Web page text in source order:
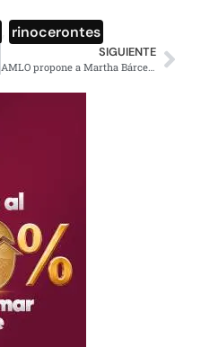
rinocerontes
SIGUIENTE
AMLO propone a Martha Bárcena como próxima embajadora en EU